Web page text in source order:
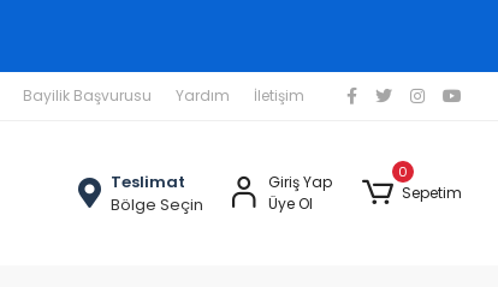
Bayilik Başvurusu Yardım İletişim
Teslimat
Bölge Seçin
Giriş Yap
Üye Ol
0
Sepetim